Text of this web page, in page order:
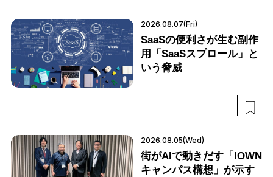
2026.08.07(Fri)
SaaSの便利さが生む副作
用「SaaSスプロール」と
いう脅威
2026.08.05(Wed)
街がAIで動きだす「IOWN
キャンパス構想」が示す